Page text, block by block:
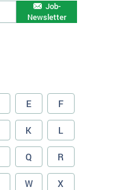
Job-
Newsletter
E F
K L
Q R
W X